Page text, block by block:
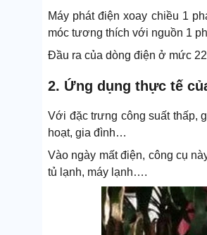
Máy phát điện xoay chiều 1
móc tương thích với nguồn 1
Đầu ra của dòng điện ở mức
2. Ứng dụng thực tế
Với đặc trưng công suất thấp,
hoạt, gia đình…
Vào ngày mất điện, công cụ
tủ lạnh, máy lạnh….